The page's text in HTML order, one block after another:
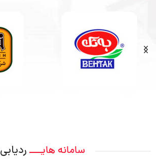
سامانه هایــــ ردیابی